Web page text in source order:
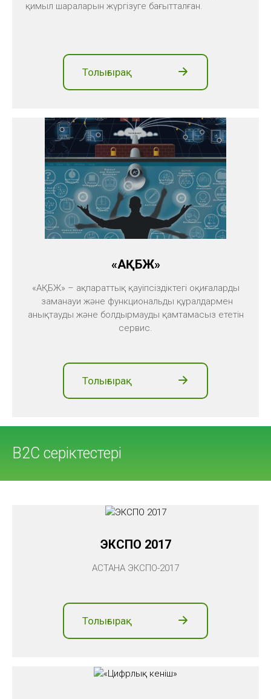
қимыл шараларын жүргізуге бағытталған.
Толығырақ
«АҚБЖ»
«АҚБЖ» – ақпараттық қауіпсіздіктегі оқиғаларды
заманауи және функциональды құралдармен
анықтауды және болдырмауды қамтамасыз ететін
сервис.
Толығырақ
B2C серіктестері
ЭКСПО 2017
АСТАНА ЭКСПО-2017
Толығырақ